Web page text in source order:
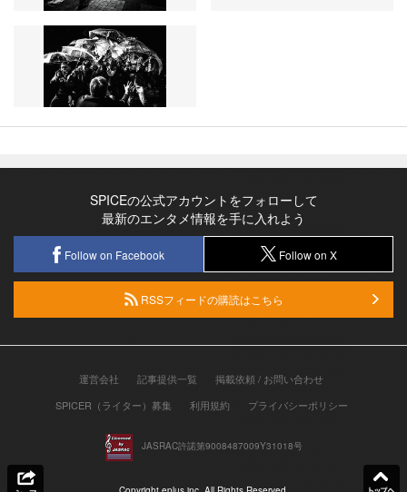
SPICEの公式アカウントをフォローして
最新のエンタメ情報を手に入れよう
Follow on Facebook Follow on X
RSSフィードの購読はこちら
運営会社 記事提供一覧
掲載依頼 / お問い合わせ
SPICER（ライター）募集
利用規約 プライバシーポリシー
JASRAC許諾第9008487009Y31018号